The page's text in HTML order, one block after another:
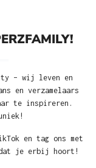
– wij leven en
en verzamelaars
te inspireren.
en tag ons met
je erbij hoort!